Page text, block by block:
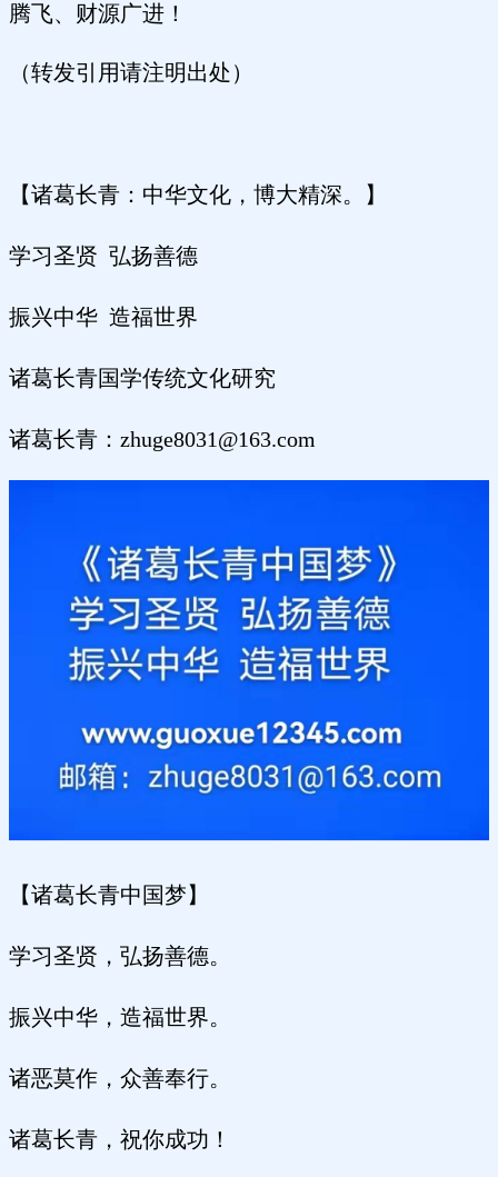
腾飞、财源广进！
（转发引用请注明出处）
【诸葛长青：中华文化，博大精深。】
学习圣贤 弘扬善德
振兴中华 造福世界
诸葛长青国学传统文化研究
诸葛长青：zhuge8031@163.com
【诸葛长青中国梦】
学习圣贤，弘扬善德。
振兴中华，造福世界。
诸恶莫作，众善奉行。
诸葛长青，祝你成功！